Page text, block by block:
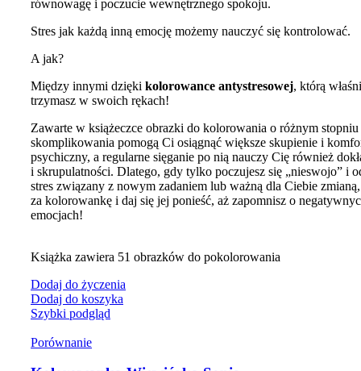
równowagę i poczucie wewnętrznego spokoju.
Stres jak każdą inną emocję możemy nauczyć się kontrolować.
A jak?
Między innymi dzięki kolorowance antystresowej, którą
trzymasz w swoich rękach!
Zawarte w książeczce obrazki do kolorowania o różnym stopniu
skomplikowania pomogą Ci osiągnąć większe skupienie i
psychiczny, a regularne sięganie po nią nauczy Cię również
i skrupulatności. Dlatego, gdy tylko poczujesz się „nieswojo” i
stres związany z nowym zadaniem lub ważną dla Ciebie
za kolorowankę i daj się jej ponieść, aż zapomnisz o
emocjach!
Książka zawiera 51 obrazków do pokolorowania
Dodaj do życzenia
Dodaj do koszyka
Szybki podgląd
Porównanie